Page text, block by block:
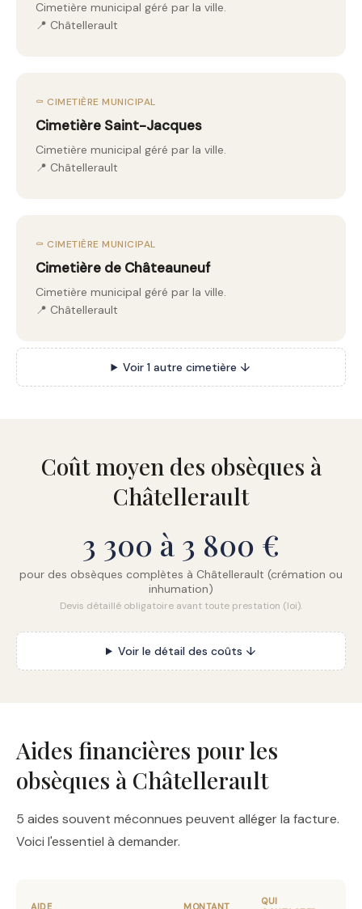
Cimetière municipal géré par la ville.
📍 Châtellerault
⚰️ CIMETIÈRE MUNICIPAL
Cimetière Saint-Jacques
Cimetière municipal géré par la ville.
📍 Châtellerault
⚰️ CIMETIÈRE MUNICIPAL
Cimetière de Châteauneuf
Cimetière municipal géré par la ville.
📍 Châtellerault
Voir 1 autre cimetière ↓
Coût moyen des obsèques à
Châtellerault
3 300 à 3 800 €
pour des obsèques complètes à Châtellerault (crémation ou
inhumation)
Devis détaillé obligatoire avant toute prestation (loi).
Voir le détail des coûts ↓
Aides financières pour les
obsèques à Châtellerault
5 aides souvent méconnues peuvent alléger la facture.
Voici l'essentiel à demander.
AIDE MONTANT
QUI